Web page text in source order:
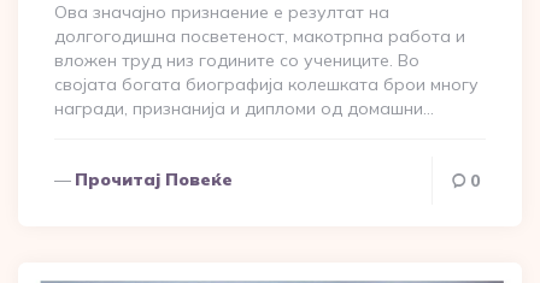
Ова значајно признаение е резултат на
долгогодишна посветеност, макотрпна работа и
вложен труд низ годините со учениците. Во
својата богата биографија колешката брои многу
награди, признанија и дипломи од домашни…
Прочитај Повеќе 0